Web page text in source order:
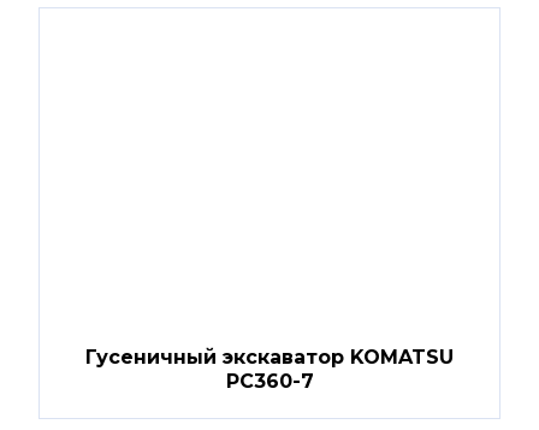
Гусеничный экскаватор KOMATSU
PC360-7